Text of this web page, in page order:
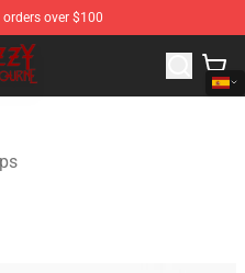
over $100
Ozzy Osbourne